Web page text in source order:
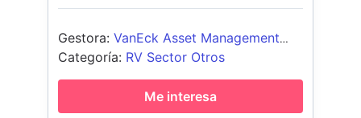
Gestora: VanEck Asset Management
B.V.
Categoría: RV Sector Otros
Me interesa